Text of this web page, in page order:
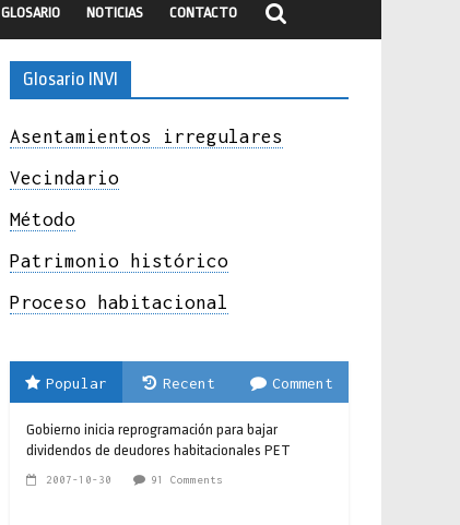
GLOSARIO NOTICIAS CONTACTO
Glosario INVI
Asentamientos irregulares
Vecindario
Método
Patrimonio histórico
Proceso habitacional
Popular Recent Comment
Gobierno inicia reprogramación para bajar
dividendos de deudores habitacionales PET
2007-10-30 91 Comments